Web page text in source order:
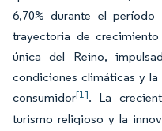
6,70% durante el período
trayectoria de
única del Reino,
condiciones climáticas y
consumidor[1]. La
turismo religioso y la